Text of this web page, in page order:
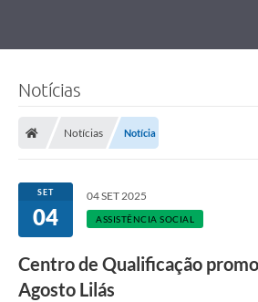
Notícias
Notícias Notícia
SET
04
04 SET 2025
ASSISTÊNCIA SOCIAL
Centro de Qualificação
Agosto Lilás